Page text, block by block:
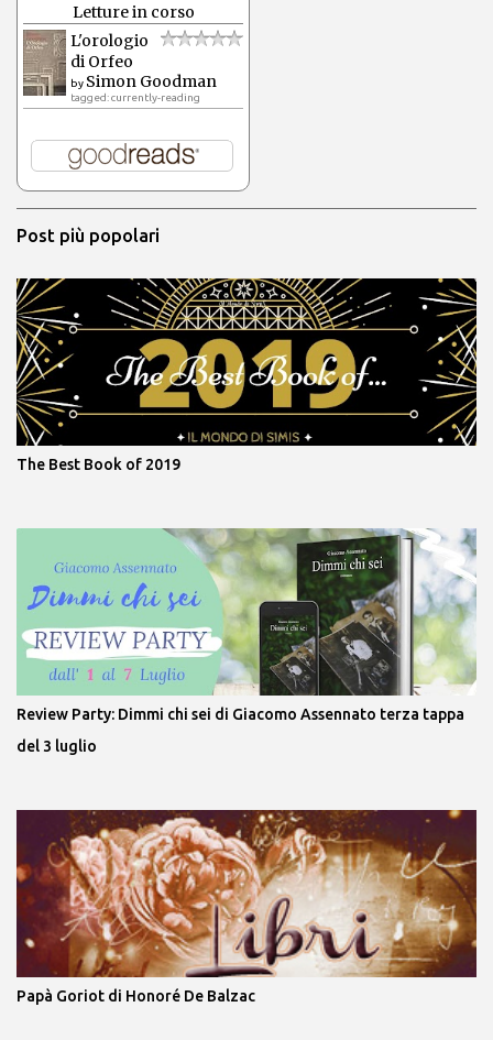
Letture in corso
L'orologio
di Orfeo
by Simon Goodman
tagged: currently-reading
Post più popolari
The Best Book of 2019
Review Party: Dimmi chi sei di Giacomo Assennato terza tappa
del 3 luglio
Papà Goriot di Honoré De Balzac